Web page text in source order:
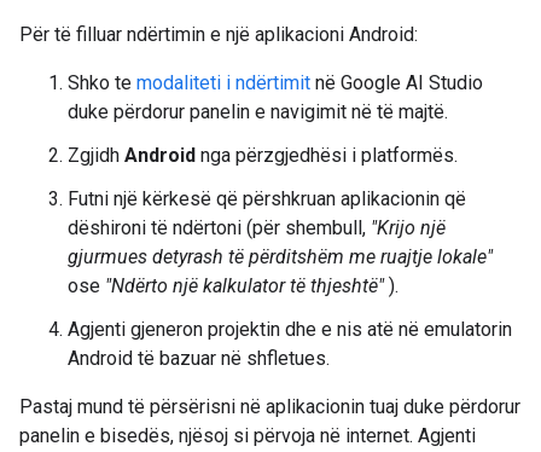
Për të filluar ndërtimin e një aplikacioni Android:
Shko te modaliteti i ndërtimit në Google AI Studio
duke përdorur panelin e navigimit në të majtë.
Zgjidh Android nga përzgjedhësi i platformës.
Futni një kërkesë që përshkruan aplikacionin që
dëshironi të ndërtoni (për shembull, "Krijo një
gjurmues detyrash të përditshëm me ruajtje lokale"
ose "Ndërto një kalkulator të thjeshtë").
Agjenti gjeneron projektin dhe e nis atë në emulatorin
Android të bazuar në shfletues.
Pastaj mund të përsërisni në aplikacionin tuaj duke përdorur
panelin e bisedës, njësoj si përvoja në internet. Agjenti